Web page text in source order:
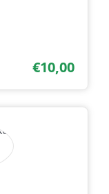
€10,00